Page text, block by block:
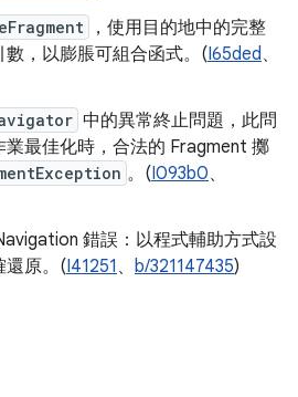
，使用目的地中的完整
，以膨脹可組合函式。(I65ded、
中的異常終止問題，此問
業最佳化時，合法的 Fragment 擲
。(I093b0、
錯誤：以程式輔助方式設
還原。(I41251 、 b/321147435)